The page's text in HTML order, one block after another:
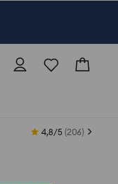
4,8/5 (206)